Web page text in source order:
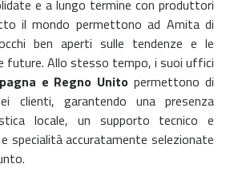
e a lungo termine con produttori
il mondo permettono ad Amita di
ben aperti sulle tendenze e le
future. Allo stesso tempo, i suoi uffici
e Regno Unito permettono di
clienti, garantendo una presenza
locale, un supporto tecnico e
specialità accuratamente selezionate